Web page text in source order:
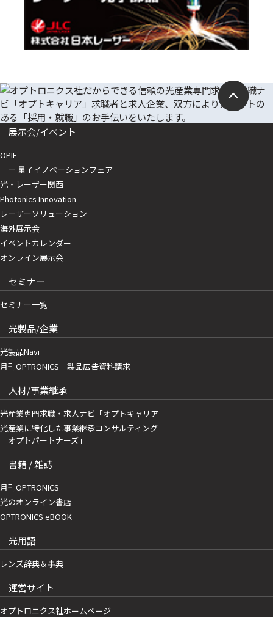
展示会/イベント
OPIE
ー 量子イノベーションフェア
光・レーザー関西
Photonics Innovation
レーザーソリューション
海外展示会
イベントカレンダー
オンライン展示会
セミナー
セミナー一覧
光製品/企業
光製品Navi
月刊OPTRONICS 製品広告資料請求
人材/事業継承
光産業専門求職・求人ナビ「オプトキャリア」
光産業に特化した事業継承コンサルティング
「オプトパートナーズ」
書籍 / 雑誌
月刊OPTRONICS
光のオンライン書店
OPTRONICS eBOOK
光用語
レンズ辞典＆事典
運営サイト
オプトロニクス社ホームページ